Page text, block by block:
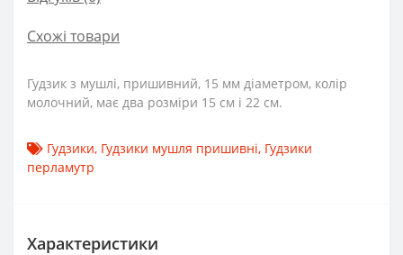
Схожі товари
Гудзик з мушлі, пришивний, 15 мм діаметром, колір
молочний, має два розміри 15 см і 22 см.
Гудзики, Гудзики мушля пришивні, Гудзики
перламутр
Характеристики